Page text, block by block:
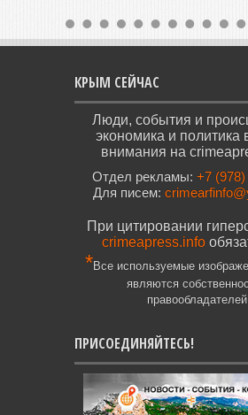
КРЫМ СЕЙЧАС
Люди, события и
экономика и политика
внимания на
Отдел рекламы: +7 (978)
Для писем:
При цитировании
crimeapress.info
*Все используемые
являются
правообладателей.
ПРИСОЕДИНЯЙТЕСЬ!